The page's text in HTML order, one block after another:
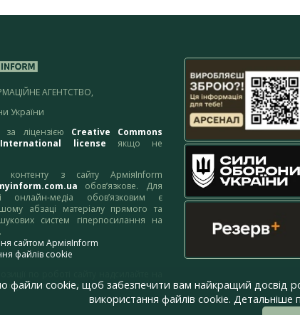
АГЕНТСТВО,
України
за ліцензією Creative Commons
license якщо не
контенту з сайту АрміяInform
обов’язкове. Для
онлайн-медіа обов’язковим є
абзаці матеріалу прямого та
систем гіперпосилання на
сайтом АрміяInform
файлів cookie
файли cookie, щоб забезпечити вам найкращий досвід
використання файлів cookie. Детальніше